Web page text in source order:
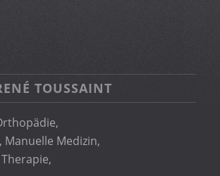
TOUSSAINT
Medizin,